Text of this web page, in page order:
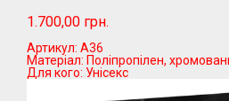
1.700,00 грн.
Артикул: А36
Матеріал: Поліпропілен,
Для кого: Унісекс